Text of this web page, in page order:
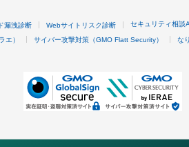
漏洩診断 Webサイトリスク診断 セキュリティ相談
エ） サイバー攻撃対策（GMO Flatt Security） な